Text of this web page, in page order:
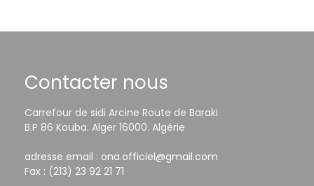
Contacter nous
Carrefour de sidi Arcine Route de Baraki
B.P 86 Kouba. Alger 16000. Algérie
adresse email : ona.officiel@gmail.com
Fax : (213) 23 92 21 71